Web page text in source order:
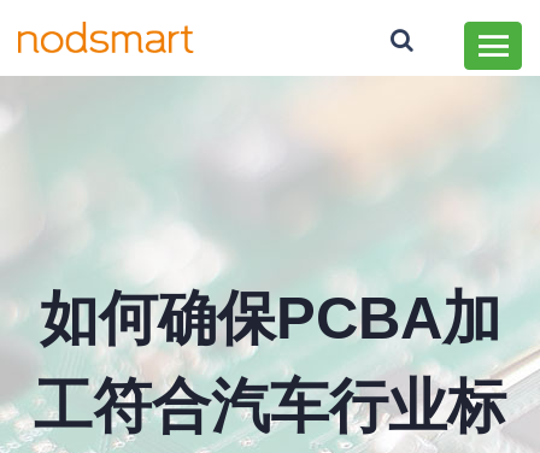
如何确保PCBA加
工符合汽车行业标